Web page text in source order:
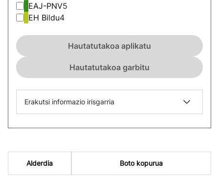
EAJ-PNV5
EH Bildu4
Hautatutakoa aplikatu
Hautatutakoa garbitu
Erakutsi informazio irisgarria
Alderdia Boto kopurua